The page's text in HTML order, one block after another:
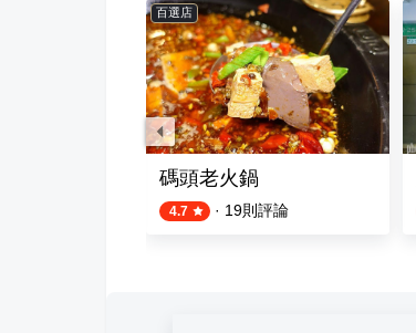
百選店
碼頭老火鍋
4.7 · 19則評論